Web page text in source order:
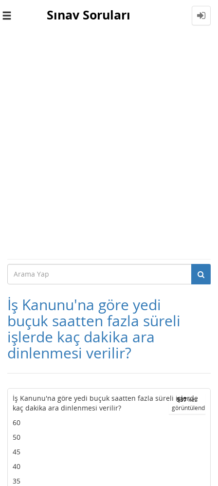
Toggle
Sınav Soruları
İş Kanunu'na göre yedi
buçuk saatten fazla süreli
işlerde kaç dakika ara
dinlenmesi verilir?
537kez
görüntülendi
İş Kanunu'na göre yedi buçuk saatten fazla süreli işlerde
kaç dakika ara dinlenmesi verilir?
60
50
45
40
35